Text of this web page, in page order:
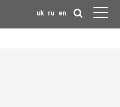
uk ru en